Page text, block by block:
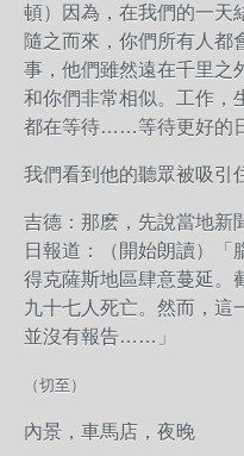
頓）因為，在我們的一天
隨之而來，你們所有人都
事，他們雖然遠在千里之
和你們非常相似。工作，
都在等待……等待更好的
我們看到他的聽眾被吸引
吉德：那麽，先說當地新
日報道：（開始朗讀）「
得克薩斯地區肆意蔓延。
九十七人死亡。然而，這
並沒有報告……」
（切至）
內景，車馬店，夜晚